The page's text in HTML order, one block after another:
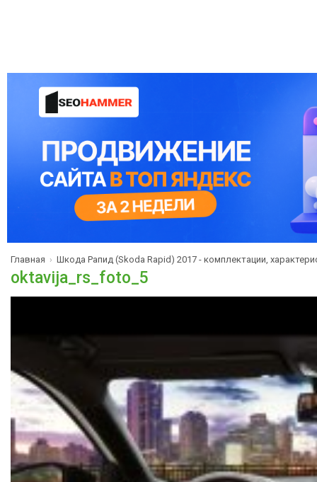
Главная › Шкода Рапид (Skoda Rapid) 2017 - комплектации,
oktavija_rs_foto_5